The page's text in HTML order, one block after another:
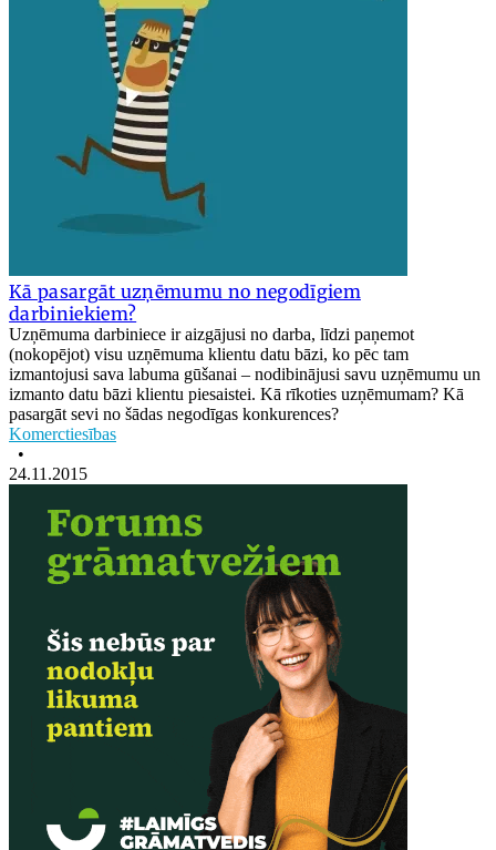
Kā pasargāt uzņēmumu no negodīgiem
darbiniekiem?
Uzņēmuma darbiniece ir aizgājusi no darba, līdzi paņemot
(nokopējot) visu uzņēmuma klientu datu bāzi, ko pēc tam
izmantojusi sava labuma gūšanai – nodibinājusi savu uzņēmumu un
izmanto datu bāzi klientu piesaistei. Kā rīkoties uzņēmumam? Kā
pasargāt sevi no šādas negodīgas konkurences?
Komerctiesības
•
24.11.2015